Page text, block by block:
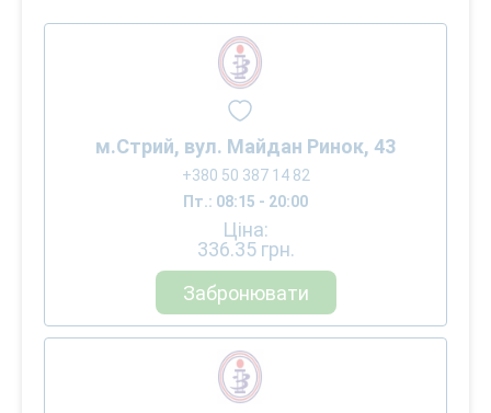
м.Стрий, вул. Майдан Ринок, 43
+380 50 387 14 82
Пт.: 08:15 - 20:00
Ціна:
336.35 грн.
Забронювати